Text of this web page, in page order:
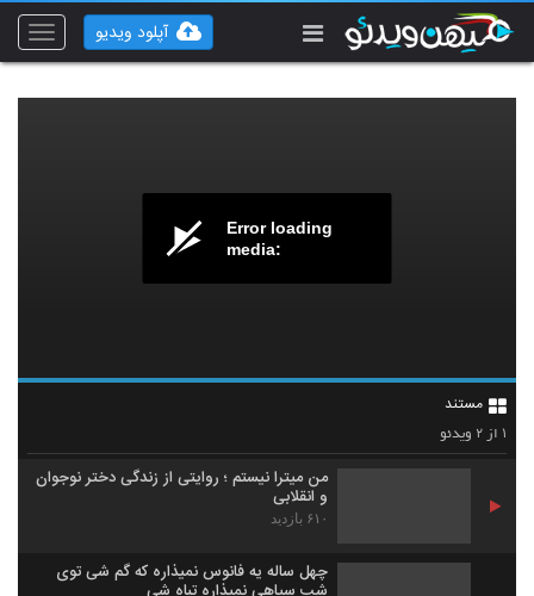
Toggle
آپلود ویدیو
Error loading
media:
مستند
۱ از ۲ ویدئو
من میترا نیستم ؛ روایتی از زندگی دختر نوجوان
و انقلابی
۶۱۰ بازدید
چهل ساله یه فانوس نمیذاره که گم شی توی